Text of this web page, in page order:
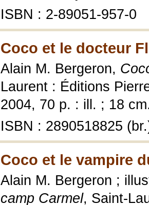
ISBN : 2-89051-957-0
Coco et le docteur
Alain M. Bergeron,
Laurent : Éditions
2004, 70 p. : ill. ; 18
ISBN : 2890518825
Coco et le vampire
Alain M. Bergeron ;
camp Carmel, Saint-